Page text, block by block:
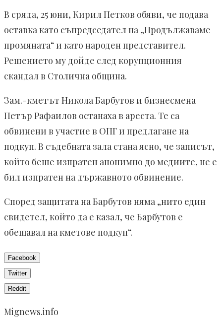
В сряда, 25 юни, Кирил Петков обяви, че подава
оставка като съпредседател на „Продължаваме
промяната“ и като народен представител.
Решението му дойде след корупционния
скандал в Столична община.
Зам.-кметът Никола Барбутов и бизнесмена
Петър Рафаилов останаха в ареста. Те са
обвинени в участие в ОПГ и предлагане на
подкуп. В съдебната зала стана ясно, че записът,
който беше изпратен анонимно до медиите, не е
бил изпратен на държавното обвинение.
Според защитата на Барбутов няма „нито един
свидетел, който да е казал, че Барбутов е
обещавал на кметове подкуп“.
Facebook
Twitter
Reddit
Mignews.info